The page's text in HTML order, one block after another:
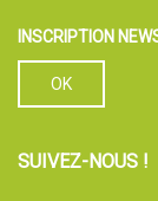
INSCRIPTION
SUIVEZ-NOUS !